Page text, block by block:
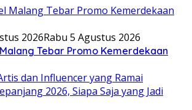
2026Rabu 5 Agustus 2026
Tebar Promo Kemerdekaan